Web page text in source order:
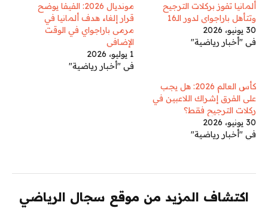
ألمانيا تفوز بركلات الترجيح
وتتأهل باراجواي لدور الـ16
30 يونيو، 2026
في "أخبار رياضية"
مونديال 2026: الفيفا يوضح
قرار إلغاء هدف ألمانيا في
مرمى باراجواي في الوقت
الإضافي
1 يوليو، 2026
في "أخبار رياضية"
كأس العالم 2026: هل يجب
على الفرق إشراك اللاعبين في
ركلات الترجيح فقط؟
30 يونيو، 2026
في "أخبار رياضية"
اكتشاف المزيد من موقع سجال الرياضي